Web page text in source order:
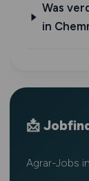
Was
in
📩
Agrar-Jobs